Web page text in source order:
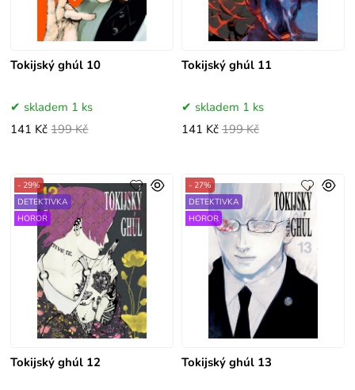
Tokijský ghúl 10
skladem 1 ks
141 Kč 199 Kč
Tokijský ghúl 11
skladem 1 ks
141 Kč 199 Kč
Tokijský ghúl 12
- 29%
DETEKTIVKA
HOROR
Tokijský ghúl 13
- 27%
DETEKTIVKA
HOROR